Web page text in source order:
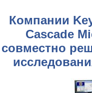
Компании
Cascade
совместно